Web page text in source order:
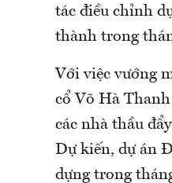
tác điều chỉnh
thành trong
Với việc vướng
cổ Võ Hà Thanh
các nhà thầu
Dự kiến, dự án
dựng trong